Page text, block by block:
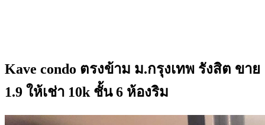
Kave condo ตรงข้าม ม.กรุงเทพ รังสิต ขาย
1.9 ให้เช่า 10k ชั้น 6 ห้องริม